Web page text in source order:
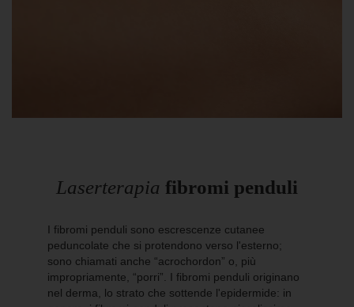
Laserterapia fibromi penduli
I fibromi penduli sono escrescenze cutanee
peduncolate che si protendono verso l'esterno;
sono chiamati anche “acrochordon” o, più
impropriamente, “porri”. I fibromi penduli originano
nel derma, lo strato che sottende l'epidermide: in